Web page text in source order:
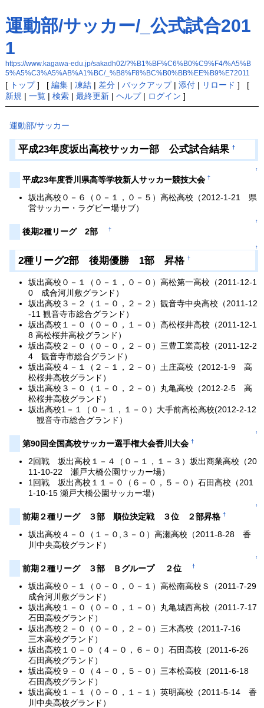
運動部/サッカー/_公式試合201
1
https://www.kagawa-edu.jp/sakadh02/?%B1%BF%C6%B0%C9%F4/%A5%B
5%A5%C3%A5%AB%A1%BC/_%B8%F8%BC%B0%BB%EE%B9%E72011
[ トップ] [ 編集| 凍結| 差分| バックアップ| 添付| リロード ] [
新規 | 一覧| 検索| 最終更新| ヘルプ| ログイン ]
運動部/サッカー
平成23年度坂出高校サッカー部 公式試合結果†
↑
平成23年度香川県高等学校新人サッカー競技大会†
坂出高校０－６（０－１，０－５）高松高校（2012-1-21 県
営サッカー・ラグビー場サブ）
↑
後期2種リーグ 2部†
↑
2種リーグ2部 後期優勝 1部 昇格†
坂出高校０－１（０－１，０－０）高松第一高校（2011-12-1
0 成合河川敷グランド）
坂出高校３－２（１－０，２－２）観音寺中央高校（2011-12
-11 観音寺市総合グランド）
坂出高校１－０（０－０，１－０）高松桜井高校（2011-12-1
8 高松桜井高校グランド）
坂出高校２－０（０－０，２－０）三豊工業高校（2011-12-2
4 観音寺市総合グランド）
坂出高校４－１（２－１，２－０）土庄高校（2012-1-9 高
松桜井高校グランド）
坂出高校３－０（１－０，２－０）丸亀高校（2012-2-5 高
松桜井高校グランド）
坂出高校1－１（０－１，１－０）大手前高松高校(2012-2-12
観音寺市総合グランド）
↑
第90回全国高校サッカー選手権大会香川大会†
2回戦 坂出高校１－４（０－１，１－３）坂出商業高校（20
11-10-22 瀬戸大橋公園サッカー場）
1回戦 坂出高校１１－０（６－０，５－０）石田高校（201
1-10-15 瀬戸大橋公園サッカー場）
↑
前期２種リーグ ３部 順位決定戦 ３位 ２部昇格†
坂出高校４－０（１－０,３－０）高瀬高校（2011-8-28 香
川中央高校グランド）
↑
前期２種リーグ ３部 Ｂグループ ２位†
坂出高校０－１（０－０，０－１）高松南高校Ｓ（2011-7-29
成合河川敷グランド）
坂出高校１－０（０－０，１－０）丸亀城西高校（2011-7-17
石田高校グランド）
坂出高校２－０（０－０，２－０）三木高校（2011-7-16
三木高校グランド）
坂出高校１０－０（４－０，６－０）石田高校（2011-6-26
石田高校グランド）
坂出高校９－０（４－０，５－０）三本松高校（2011-6-18
石田高校グランド）
坂出高校１－１（０－０，１－１）英明高校（2011-5-14 香
川中央高校グランド）